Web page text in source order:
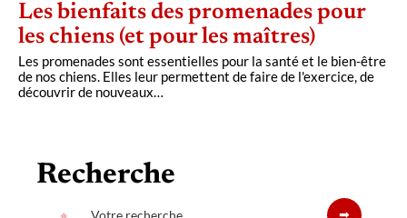
Les bienfaits des promenades pour
les chiens (et pour les maîtres)
Les promenades sont essentielles pour la santé et le bien-être
de nos chiens. Elles leur permettent de faire de l'exercice, de
découvrir de nouveaux…
Recherche